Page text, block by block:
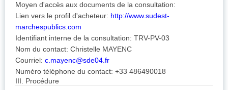
Moyen d'accès aux documents de la consultation:
Lien vers le profil d'acheteur: http://www.sudest-
marchespublics.com
Identifiant interne de la consultation: TRV-PV-03
Nom du contact: Christelle MAYENC
Courriel: c.mayenc@sde04.fr
Numéro téléphone du contact: +33 486490018
III. Procédure